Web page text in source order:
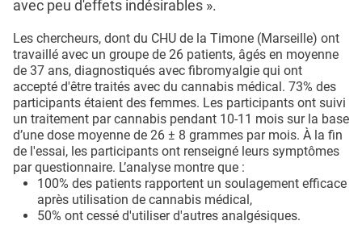
avec peu d'effets indésirables ».
Les chercheurs, dont du CHU de la Timone (Marseille) ont
travaillé avec un groupe de 26 patients, âgés en moyenne
de 37 ans, diagnostiqués avec fibromyalgie qui ont
accepté d'être traités avec du cannabis médical. 73% des
participants étaient des femmes. Les participants ont suivi
un traitement par cannabis pendant 10-11 mois sur la base
d’une dose moyenne de 26 ± 8 grammes par mois. À la fin
de l'essai, les participants ont renseigné leurs symptômes
par questionnaire. L’analyse montre que :
100% des patients rapportent un soulagement efficace
après utilisation de cannabis médical,
50% ont cessé d'utiliser d'autres analgésiques.